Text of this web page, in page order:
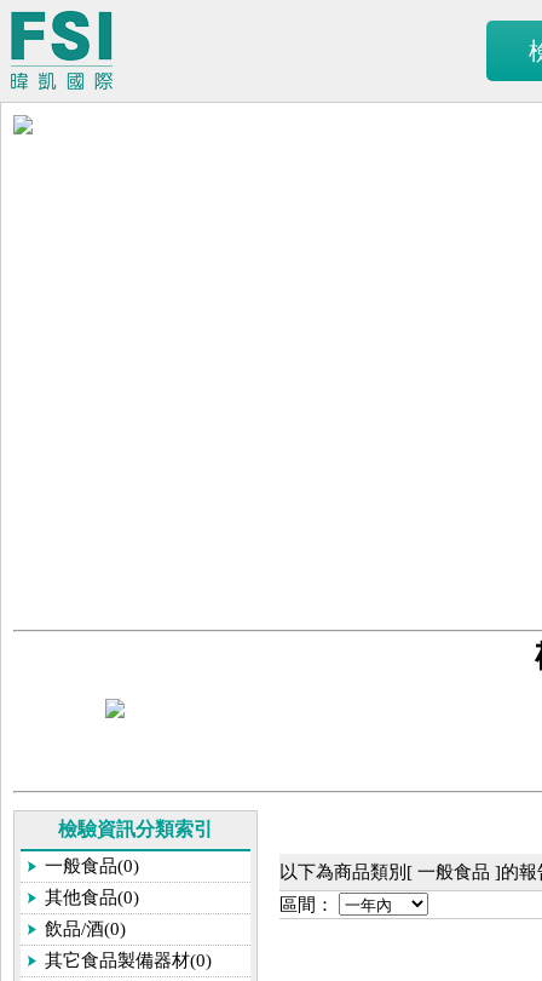
檢驗資訊分類索引
一般食品(0)
其他食品(0)
飲品/酒(0)
其它食品製備器材(0)
以下為商品類別[ 一般食品 ]的
區間：